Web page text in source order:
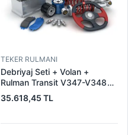
TEKER RULMANI
Debriyaj Seti + Volan +
Rulman Transit V347-V348
TT9 2.2 155PS 11>14 Transit
V363 Ttg 14> | LUK
7C625 AA 2123160
35.618,45 TL